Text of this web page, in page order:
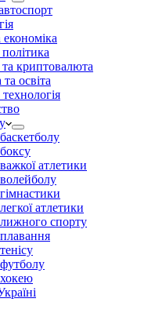
економіка
та криптовалюта
освіта
атлетики
атлетики
спорту